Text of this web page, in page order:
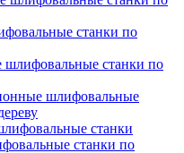
станки по
шлифовальные станки по
шлифовальные
станки
станки по